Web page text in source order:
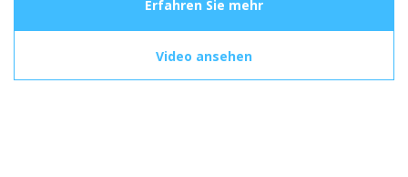
Erfahren Sie mehr
Video ansehen